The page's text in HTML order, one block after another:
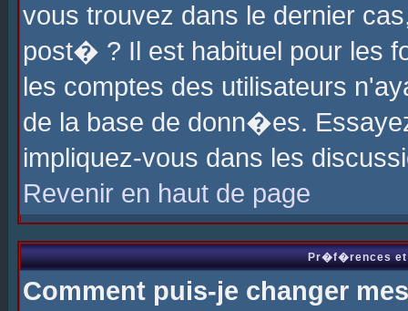
vous trouvez dans le dernier
post� ? Il est habituel pour les
les comptes des utilisateurs
de la base de donn�es.
impliquez-vous dans les
Revenir en haut de page
Pr�f�rences et
Comment puis-je changer